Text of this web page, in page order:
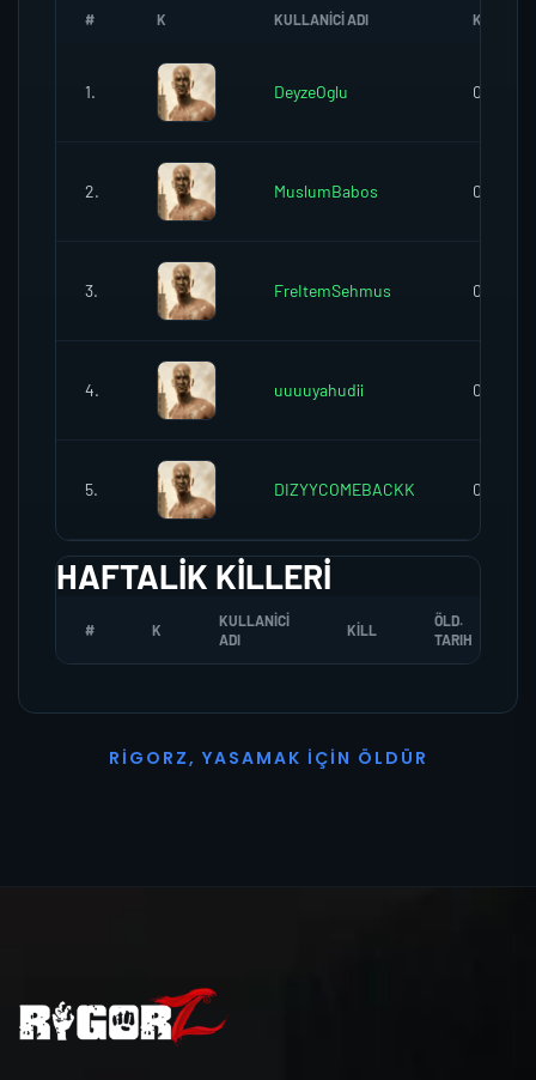
# K KULLANICI ADI K.SEREFI
1. DeyzeOglu 0
2. MuslumBabos 0
3. FreItemSehmus 0
4. uuuuyahudii 0
5. DIZYYCOMEBACKK 0
HAFTALIK KILLERI
# K
KULLANICI
ADI
KILL
ÖLD.
TARIH
R I G O R Z, YASAMAK İ ÇI N Ö L D Ü R